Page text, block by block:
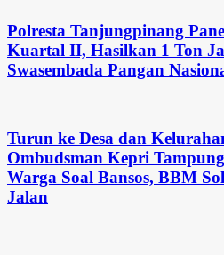
Polresta Tanjungpinang
Kuartal II, Hasilkan 1 Ton
Swasembada Pangan
Turun ke Desa dan
Ombudsman Kepri
Warga Soal Bansos, BBM
Jalan